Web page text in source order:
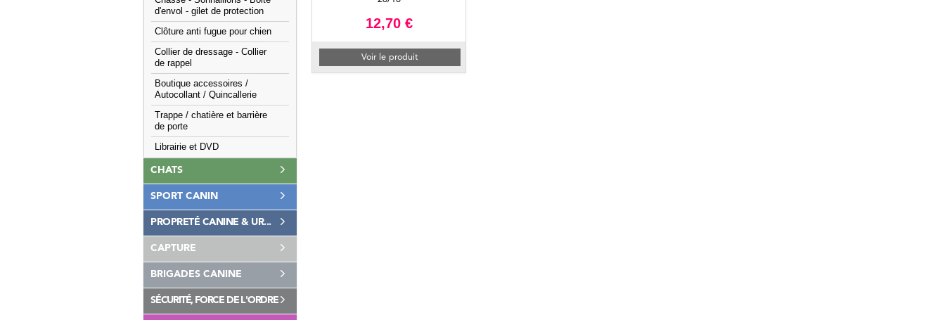
d'envol - gilet de protection
Clôture anti fugue pour chien
Collier de dressage - Collier
de rappel
Boutique accessoires /
Autocollant / Quincallerie
Trappe / chatière et barrière
de porte
Librairie et DVD
CHATS
SPORT CANIN
PROPRETÉ CANINE & UR...
CAPTURE
BRIGADES CANINE
SÉCURITÉ, FORCE DE L'ORDRE
12,70 €
Voir le produit